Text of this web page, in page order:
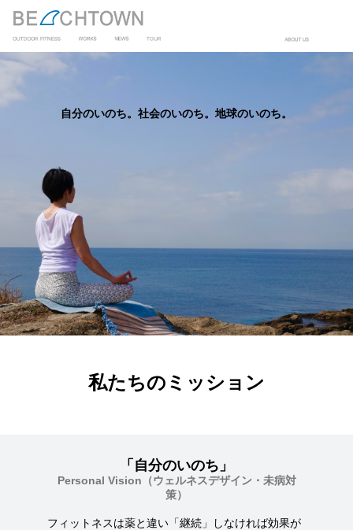
自分のいのち。社会のいのち。地球のいのち。
私たちのミッション
「自分のいのち」
Personal Vision（ウェルネスデザイン・未病対
策）
フィットネスは薬と違い「継続」しなければ効果が